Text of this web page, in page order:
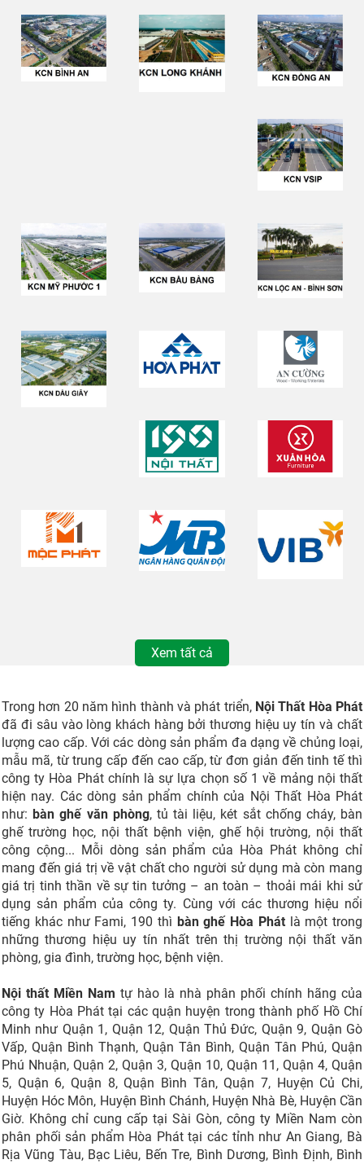
Xem tất cả
Trong hơn 20 năm hình thành và phát triển, Nội Thất Hòa Phát
đã đi sâu vào lòng khách hàng bởi thương hiệu uy tín và chất
lượng cao cấp. Với các dòng sản phẩm đa dạng về chủng loại,
mẫu mã, từ trung cấp đến cao cấp, từ đơn giản đến tinh tế thì
công ty Hòa Phát chính là sự lựa chọn số 1 về mảng nội thất
hiện nay. Các dòng sản phẩm chính của Nội Thất Hòa Phát
như: bàn ghế văn phòng, tủ tài liệu, két sắt chống cháy, bàn
ghế trường học, nội thất bệnh viện, ghế hội trường, nội thất
công cộng... Mỗi dòng sản phẩm của Hòa Phát không chỉ
mang đến giá trị về vật chất cho người sử dụng mà còn mang
giá trị tinh thần về sự tin tưởng – an toàn – thoải mái khi sử
dụng sản phẩm của công ty. Cùng với các thương hiệu nổi
tiếng khác như Fami, 190 thì bàn ghế Hòa Phátlà một trong
những thương hiệu uy tín nhất trên thị trường nội thất văn
phòng, gia đình, trường học, bệnh viện.
Nội thất Miền Nam tự hào là nhà phân phối chính hãng của
công ty Hòa Phát tại các quận huyện trong thành phố Hồ Chí
Minh như Quận 1, Quận 12, Quận Thủ Đức, Quận 9, Quận Gò
Vấp, Quận Bình Thạnh, Quận Tân Bình, Quận Tân Phú, Quận
Phú Nhuận, Quận 2, Quận 3, Quận 10, Quận 11, Quận 4, Quận
5, Quận 6, Quận 8, Quận Bình Tân, Quận 7, Huyện Củ Chi,
Huyện Hóc Môn, Huyện Bình Chánh, Huyện Nhà Bè, Huyện Cần
Giờ. Không chỉ cung cấp tại Sài Gòn, công ty Miền Nam còn
phân phối sản phẩm Hòa Phát tại các tỉnh như An Giang, Bà
Rịa Vũng Tàu, Bạc Liêu, Bến Tre, Bình Dương, Bình Định, Bình